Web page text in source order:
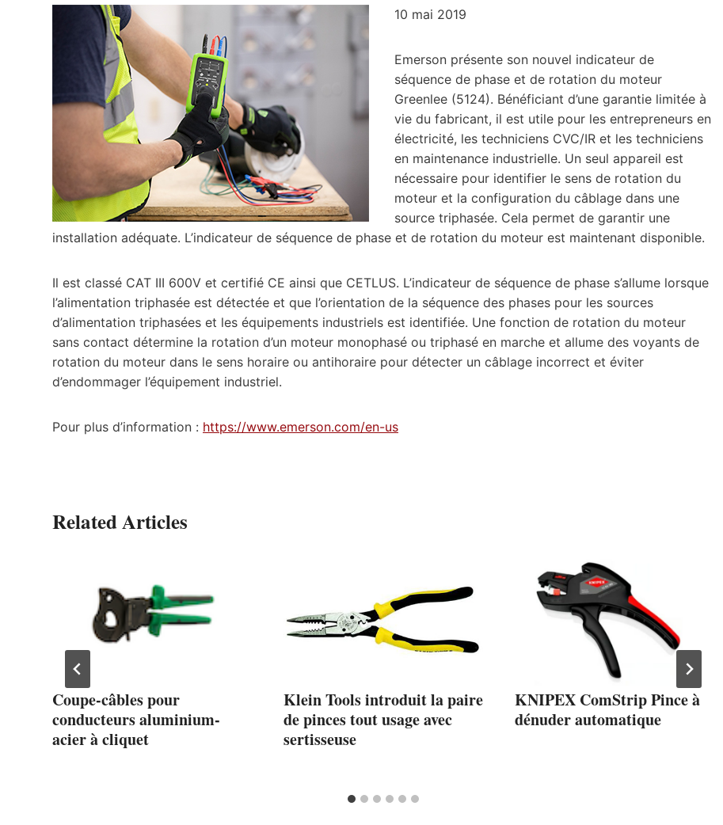
10 mai 2019
Emerson présente son nouvel indicateur de
séquence de phase et de rotation du moteur
Greenlee (5124). Bénéficiant d’une garantie limitée à
vie du fabricant, il est utile pour les entrepreneurs en
électricité, les techniciens CVC/IR et les techniciens
en maintenance industrielle. Un seul appareil est
nécessaire pour identifier le sens de rotation du
moteur et la configuration du câblage dans une
source triphasée. Cela permet de garantir une
installation adéquate. L’indicateur de séquence de phase et de rotation du moteur est maintenant disponible.
Il est classé CAT III 600V et certifié CE ainsi que CETLUS. L’indicateur de séquence de phase s’allume lorsque
l’alimentation triphasée est détectée et que l’orientation de la séquence des phases pour les sources
d’alimentation triphasées et les équipements industriels est identifiée. Une fonction de rotation du moteur
sans contact détermine la rotation d’un moteur monophasé ou triphasé en marche et allume des voyants de
rotation du moteur dans le sens horaire ou antihoraire pour détecter un câblage incorrect et éviter
d’endommager l’équipement industriel.
Pour plus d’information : https://www.emerson.com/en-us
Related Articles
Coupe-câbles pour
conducteurs aluminium-
acier à cliquet
Klein Tools introduit la paire
de pinces tout usage avec
sertisseuse
KNIPEX ComStrip Pince à
dénuder automatique